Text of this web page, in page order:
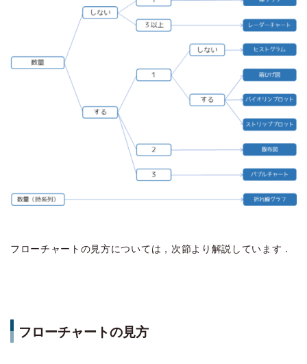
フローチャートの見方については，次節より解説しています．
フローチャートの見方